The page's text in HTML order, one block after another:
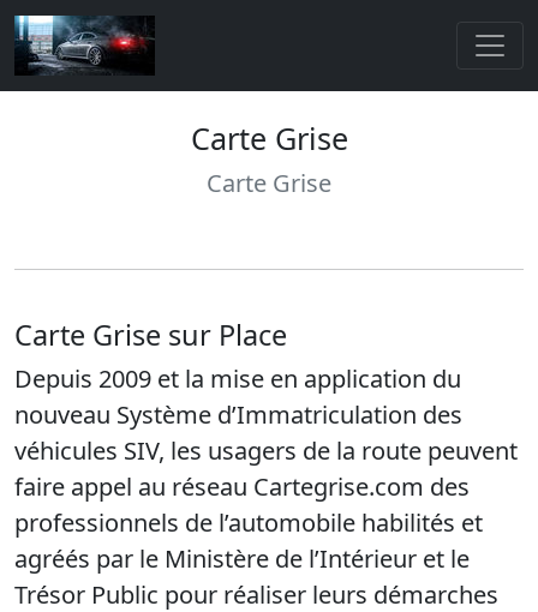
Carte Grise
Carte Grise
Carte Grise sur Place
Depuis 2009 et la mise en application du
nouveau Système d’Immatriculation des
véhicules SIV, les usagers de la route peuvent
faire appel au réseau Cartegrise.com des
professionnels de l’automobile habilités et
agréés par le Ministère de l’Intérieur et le
Trésor Public pour réaliser leurs démarches